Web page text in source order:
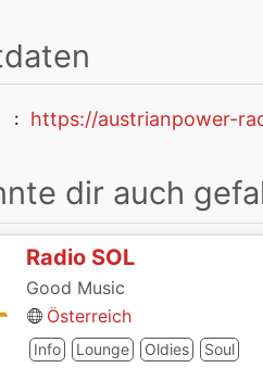
https://austrianpower-
dir auch
Radio SOL
Good Music
Österreich
Info Lounge Oldies Soul